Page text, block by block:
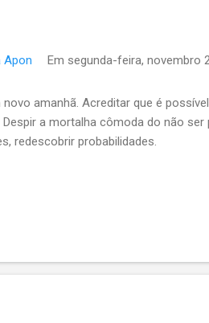
Apon Em segunda-feira, novembro
amanhã. Acreditar que é
a mortalha cômoda do não ser
redescobrir probabilidades.